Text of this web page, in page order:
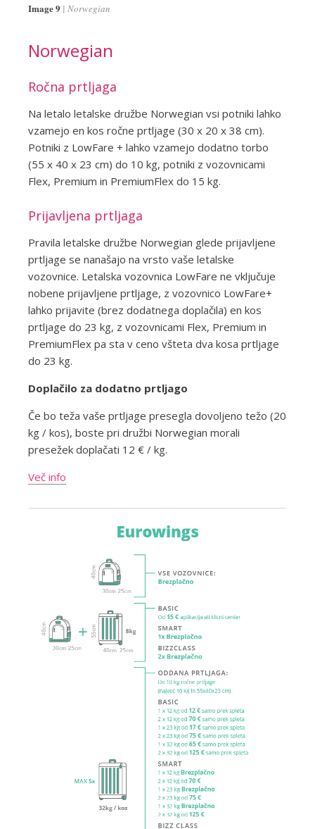
Image 9 Norwegian
Norwegian
Ročna prtljaga
Na letalo letalske družbe Norwegian vsi potniki lahko
vzamejo en kos ročne prtljage (30 x 20 x 38 cm).
Potniki z LowFare + lahko vzamejo dodatno torbo
(55 x 40 x 23 cm) do 10 kg, potniki z vozovnicami
Flex, Premium in PremiumFlex do 15 kg.
Prijavljena prtljaga
Pravila letalske družbe Norwegian glede prijavljene
prtljage se nanašajo na vrsto vaše letalske
vozovnice. Letalska vozovnica LowFare ne vključuje
nobene prijavljene prtljage, z vozovnico LowFare+
lahko prijavite (brez dodatnega doplačila) en kos
prtljage do 23 kg, z vozovnicami Flex, Premium in
PremiumFlex pa sta v ceno všteta dva kosa prtljage
do 23 kg.
Doplačilo za dodatno prtljago
Če bo teža vaše prtljage presegla dovoljeno težo (20
kg / kos), boste pri družbi Norwegian morali
presežek doplačati 12 € / kg.
Več info